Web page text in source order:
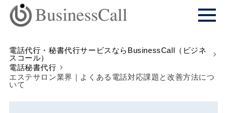
電話代行・秘書代行サービスならBusinessCall（ビジネ
スコール）
電話秘書代行
エステサロン業界｜よくある電話対応課題と改善方法につ
いて